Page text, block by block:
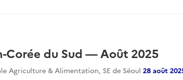
Corée du Sud — Août 2025
Agriculture & Alimentation, SE de Séoul 28 août